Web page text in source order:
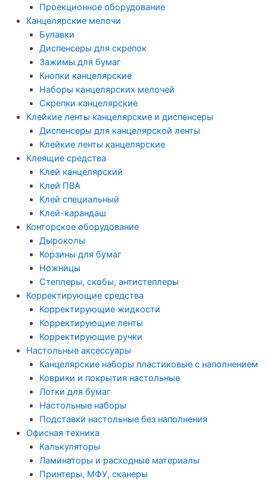
Проекционное оборудование
Канцелярские мелочи
Булавки
Диспенсеры для скрепок
Зажимы для бумаг
Кнопки канцелярские
Наборы канцелярских мелочей
Скрепки канцелярские
Клейкие ленты канцелярские и диспенсеры
Диспенсеры для канцелярской ленты
Клейкие ленты канцелярские
Клеящие средства
Клей канцелярский
Клей ПВА
Клей специальный
Клей-карандаш
Конторское оборудование
Дыроколы
Корзины для бумаг
Ножницы
Степлеры, скобы, антистеплеры
Корректирующие средства
Корректирующие жидкости
Корректирующие ленты
Корректирующие ручки
Настольные аксессуары
Канцелярские наборы пластиковые с наполнением
Коврики и покрытия настольные
Лотки для бумаг
Настольные наборы
Подставки настольные без наполнения
Офисная техника
Калькуляторы
Ламинаторы и расходные материалы
Принтеры, МФУ, сканеры